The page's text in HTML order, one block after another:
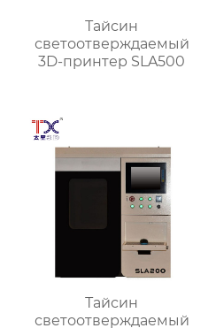
Тайсин
светоотверждаемый
3D-принтер SLA500
Тайсин
светоотверждаемый